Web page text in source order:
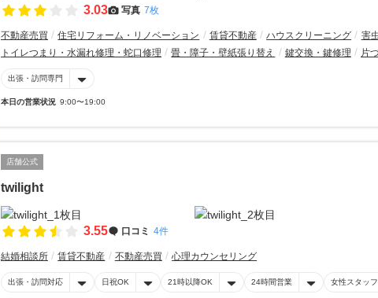
3.03 写真 7枚
不動産売買 住宅リフォーム・リノベーション 賃貸不動産 ハウスクリーニング
害
トイレつまり・水漏れ修理・蛇口修理
畳・障子・壁紙張り替え 鍵交換・鍵修理 片
出張・訪問専門
本日の営業状況 9:00〜19:00
店舗公式
twilight
3.55 口コミ 4件
結婚相談所 賃貸不動産 不動産売買 心理カウンセリング
出張・訪問対応 日祝OK 21時以降OK 24時間営業 女性スタッフ